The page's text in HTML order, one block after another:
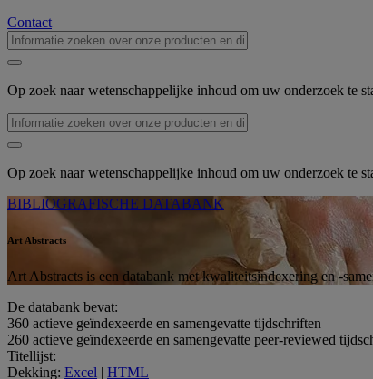
Contact
Op zoek naar wetenschappelijke inhoud om uw onderzoek te
Op zoek naar wetenschappelijke inhoud om uw onderzoek te
BIBLIOGRAFISCHE DATABANK
Art Abstracts
Art Abstracts is een databank met kwaliteitsindexering en -
De databank bevat:
360 actieve geïndexeerde en samengevatte tijdschriften
260 actieve geïndexeerde en samengevatte peer-reviewed
Titellijst:
Dekking: Excel | HTML